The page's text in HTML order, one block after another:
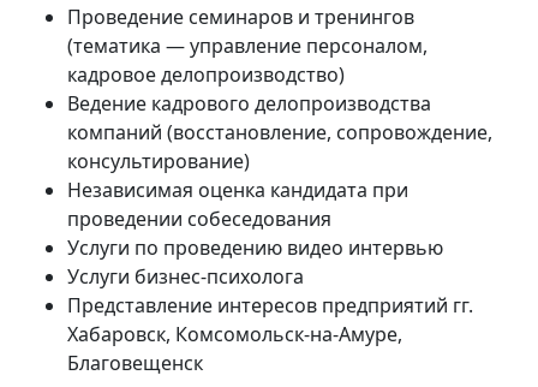
Проведение семинаров и тренингов
(тематика — управление персоналом,
кадровое делопроизводство)
Ведение кадрового делопроизводства
компаний (восстановление, сопровождение,
консультирование)
Независимая оценка кандидата при
проведении собеседования
Услуги по проведению видео интервью
Услуги бизнес-психолога
Представление интересов предприятий гг.
Хабаровск, Комсомольск-на-Амуре,
Благовещенск